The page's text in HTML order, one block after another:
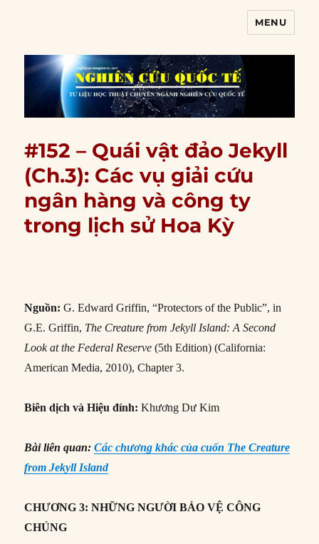
MENU
#152 – Quái vật đảo Jekyll
(Ch.3): Các vụ giải cứu
ngân hàng và công ty
trong lịch sử Hoa Kỳ
Nguồn: G. Edward Griffin, “Protectors of the Public”, in
G.E. Griffin, The Creature from Jekyll Island: A Second
Look at the Federal Reserve (5th Edition) (California:
American Media, 2010), Chapter 3.
Biên dịch và Hiệu đính: Khương Dư Kim
Bài liên quan:Các chương khác của cuốn The Creature
from Jekyll Island
CHƯƠNG 3: NHỮNG NGƯỜI BẢO VỆ CÔNG
CHÚNG